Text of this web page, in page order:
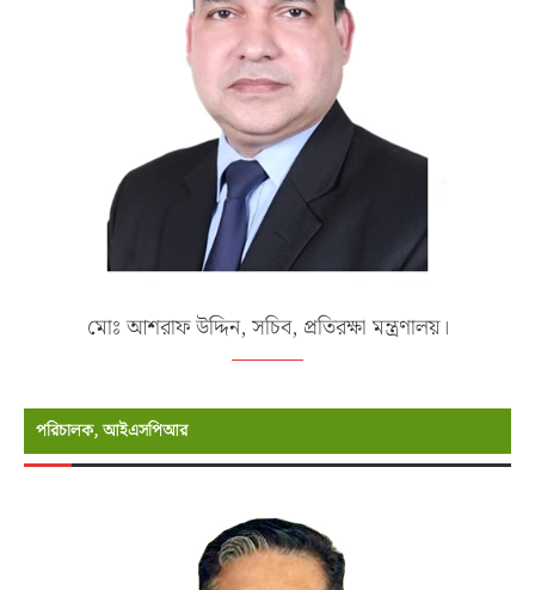
মোঃ আশরাফ উদ্দিন, সচিব, প্রতিরক্ষা মন্ত্রণালয়।
পরিচালক, আইএসপিআর